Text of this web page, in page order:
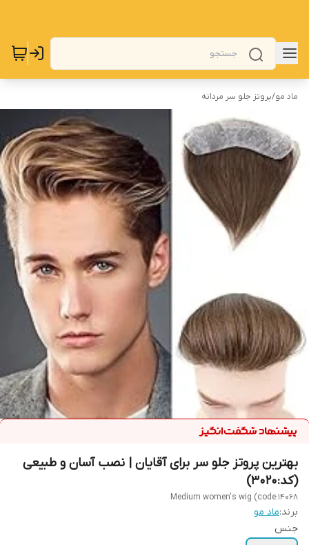
ماد مو/پروتز جلو سر مردانه
بهترین پروتز جلو سر برای آقایان | نصب آسان و طبیعی
(کد:3020)
Medium women's wig (code:14068
برند:ماد مو
جنس